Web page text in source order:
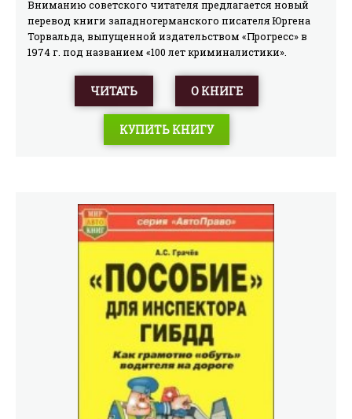
Вниманию советского читателя предлагается новый
перевод книги западногерманского писателя Юргена
Торвальда, выпущенной издательством «Прогресс» в
1974 г. под названием «100 лет криминалистики».
позволяет точнее передать пронизывающую всю книгу
мысль автора о том, что только со второй половины
прошлого столетия начался период расцвета, «век»
криминалистики. Буквальный перевод немецкого
названия книги – «Век детективов» – мог бы только
связанного с творчеством Эдгара По, Конан Дойля и их
последователей, либо же что в книге описываются
приключения сыщиков.
ЧИТАТЬ О КНИГЕ
КУПИТЬ КНИГУ